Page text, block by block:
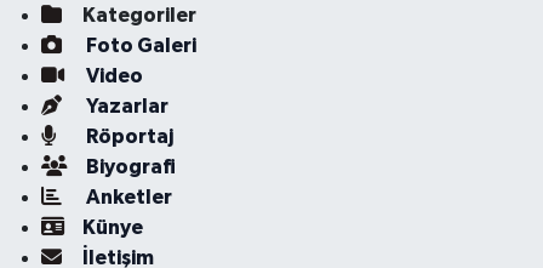
Kategoriler
Foto Galeri
Video
Yazarlar
Röportaj
Biyografi
Anketler
Künye
İletişim